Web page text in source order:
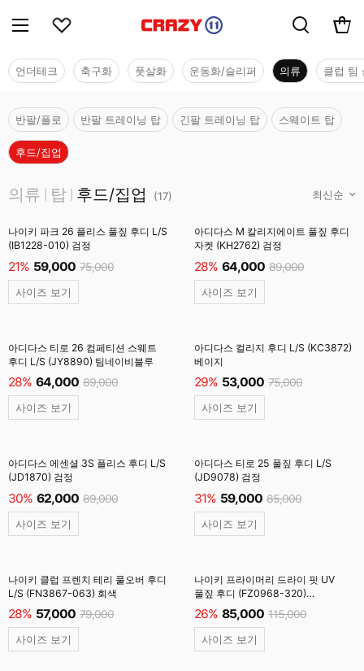
언더테크 축구화 풋살화 운동화/슬리퍼 의류 클럽 팀
반팔/폴로 반팔 트레이닝 탑 긴팔 트레이닝 탑 스웨이트 탑
후드/집업
의류 탑 후드/집업 (17)
나이키 파크 26 플리스 풀짚 후디 L/S
(IB1228-010) 검정
21% 59,000 75,000
사이즈 보기
아디다스 M 칼리지에이트 풀짚 후디
자켓 (KH2762) 검정
28% 64,000 89,000
사이즈 보기
아디다스 티로 26 컴페티션 스웨트
후디 L/S (JY8890) 팀네이비블루
28% 64,000 89,000
사이즈 보기
아디다스 컬리지 후디 L/S (KC3872)
베이지
29% 53,000 75,000
사이즈 보기
아디다스 에센셜 3S 플리스 후디 L/S
(JD1870) 검정
30% 62,000 89,000
사이즈 보기
아디다스 티로 25 풀짚 후디 L/S
(JD9078) 검정
31% 59,000 85,000
사이즈 보기
나이키 클럽 프렌치 테리 풀오버 후디
L/S (FN3867-063) 회색
28% 57,000 79,000
사이즈 보기
나이키 프라이머리 드라이 핏 UV
풀짚 후디 (FZ0968-320)
라이트아미
26% 85,000 115,000
사이즈 보기